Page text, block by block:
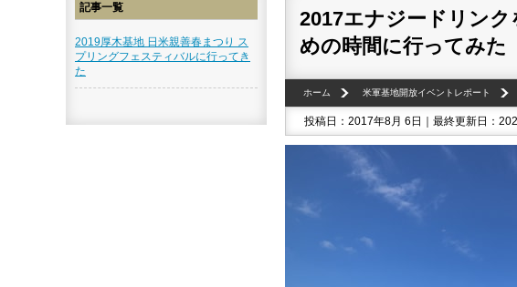
2017エナジードリン
めの時間に行ってみた
ホーム 米軍基地開放イベントレポート
投稿日：2017年8月 6日｜最終更新日：
記事一覧
2019厚木基地 日米親善春まつり ス
プリングフェスティバルに行ってき
た